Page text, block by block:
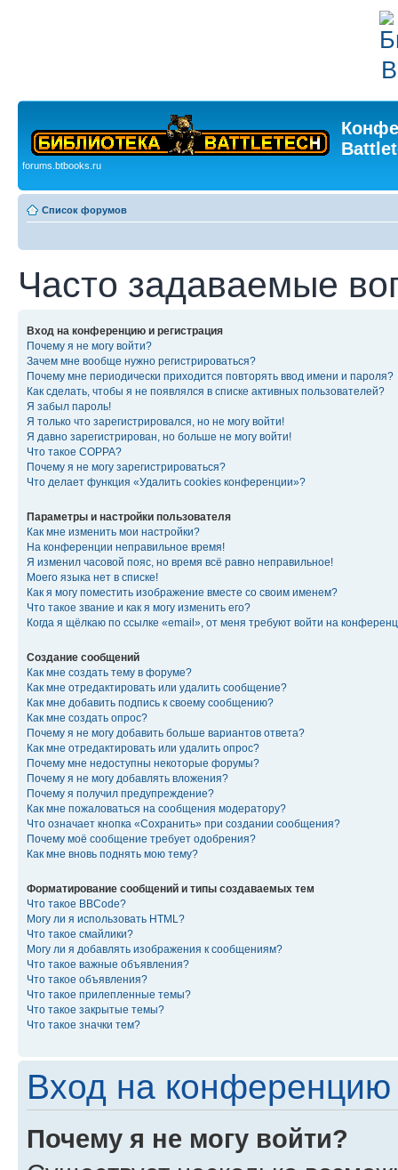
forums.btbooks.ru
Список форумов
Часто задаваемые
Вход на конференцию и регистрация
Почему я не могу войти?
Зачем мне вообще нужно регистрироваться?
Почему мне периодически приходится повторять ввод имени и пароля?
Как сделать, чтобы я не появлялся в списке активных пользователей?
Я забыл пароль!
Я только что зарегистрировался, но не могу войти!
Я давно зарегистрирован, но больше не могу войти!
Что такое COPPA?
Почему я не могу зарегистрироваться?
Что делает функция «Удалить cookies конференции»?
Параметры и настройки пользователя
Как мне изменить мои настройки?
На конференции неправильное время!
Я изменил часовой пояс, но время всё равно неправильное!
Моего языка нет в списке!
Как я могу поместить изображение вместе со своим именем?
Что такое звание и как я могу изменить его?
Когда я щёлкаю по ссылке «email», от меня требуют войти на
Создание сообщений
Как мне создать тему в форуме?
Как мне отредактировать или удалить сообщение?
Как мне добавить подпись к своему сообщению?
Как мне создать опрос?
Почему я не могу добавить больше вариантов ответа?
Как мне отредактировать или удалить опрос?
Почему мне недоступны некоторые форумы?
Почему я не могу добавлять вложения?
Почему я получил предупреждение?
Как мне пожаловаться на сообщения модератору?
Что означает кнопка «Сохранить» при создании сообщения?
Почему моё сообщение требует одобрения?
Как мне вновь поднять мою тему?
Форматирование сообщений и типы создаваемых тем
Что такое BBCode?
Могу ли я использовать HTML?
Что такое смайлики?
Могу ли я добавлять изображения к сообщениям?
Что такое важные объявления?
Что такое объявления?
Что такое прилепленные темы?
Что такое закрытые темы?
Что такое значки тем?
Вход на конференцию
Почему я не могу войти?